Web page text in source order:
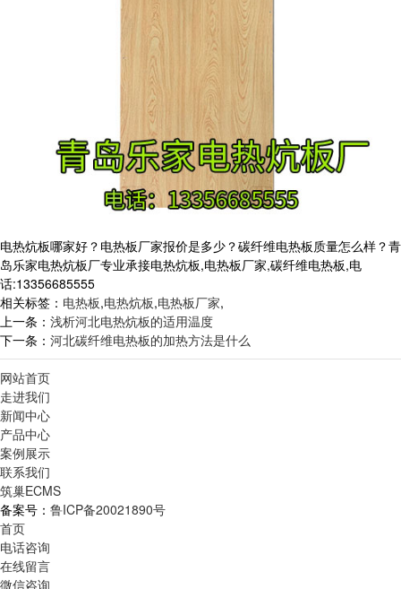
电热炕板哪家好？电热板厂家报价是多少？碳纤维电热板质量怎么样？青
岛乐家电热炕板厂专业承接电热炕板,电热板厂家,碳纤维电热板,电
话:13356685555
相关标签： 电热板,电热炕板,电热板厂家,
上一条： 浅析河北电热炕板的适用温度
下一条： 河北碳纤维电热板的加热方法是什么
网站首页
走进我们
新闻中心
产品中心
案例展示
联系我们
筑巢ECMS
备案号： 鲁ICP备20021890号
首页
电话咨询
在线留言
微信咨询